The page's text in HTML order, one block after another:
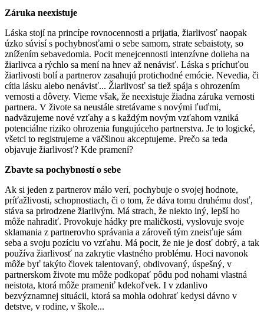
Záruka neexistuje
Láska stojí na princípe rovnocennosti a prijatia, žiarlivosť naopak
úzko súvisí s pochybnosťami o sebe samom, strate sebaistoty, so
znížením sebavedomia. Pocit menejcennosti intenzívne dolieha na
žiarlivca a rýchlo sa mení na hnev až nenávisť. Láska s príchuťou
žiarlivosti bolí a partnerov zasahujú protichodné emócie. Nevedia, či
cítia lásku alebo nenávisť... Žiarlivosť sa tiež spája s ohrozením
vernosti a dôvery. Vieme však, že neexistuje žiadna záruka vernosti
partnera. V živote sa neustále stretávame s novými ľuďmi,
nadväzujeme nové vzťahy a s každým novým vzťahom vzniká
potenciálne riziko ohrozenia fungujúceho partnerstva. Je to logické,
všetci to registrujeme a väčšinou akceptujeme. Prečo sa teda
objavuje žiarlivosť? Kde pramení?
Zbavte sa pochybností o sebe
Ak si jeden z partnerov málo verí, pochybuje o svojej hodnote,
príťažlivosti, schopnostiach, či o tom, že dáva tomu druhému dosť,
stáva sa prirodzene žiarlivým. Má strach, že niekto iný, lepší ho
môže nahradiť. Provokuje hádky pre maličkosti, vyslovuje svoje
sklamania z partnerovho správania a zároveň tým zneisťuje sám
seba a svoju pozíciu vo vzťahu. Má pocit, že nie je dosť dobrý, a tak
používa žiarlivosť na zakrytie vlastného problému. Hoci navonok
môže byť takýto človek talentovaný, obdivovaný, úspešný, v
partnerskom živote mu môže podkopať pôdu pod nohami vlastná
neistota, ktorá môže prameniť kdekoľvek. I v zdanlivo
bezvýznamnej situácii, ktorá sa mohla odohrať kedysi dávno v
detstve, v rodine, v škole...